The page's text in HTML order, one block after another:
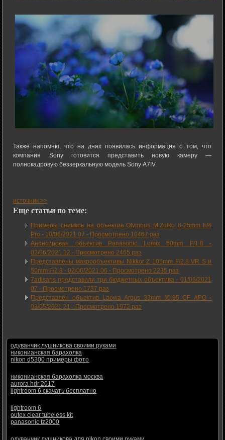
Также напомню, что на днях появилась информация о том, что
компания Sony готовится представить новую камеру —
полнокадровую беззеркальную модель Sony A7IV.
источник >>
Еще статьи по теме:
Примеры снимков на объектив Olympus M.Zuiko 8-25mm F/4
Pro - 10/06/2021 07 - Просмотрено 10467 раз
Анонсирован объектив Panasonic Lumix 50mm F/1.8 -
02/06/2021 12 - Просмотрено 2465 раз
Представлены макрообъективы Nikkor Z 105mm F/2.8 VR S и
50mm F/2.8 -02/06/2021 06 - Просмотрено 2235 раз
7artisans представили три бюджетных объектива -01/06/2021
07 - Просмотрено 1737 раз
Представлен объектив Laowa Argus 33mm f/0.95 CF APO -
03/05/2021 21 - Просмотрено 1972 раз
одуванчик лушникова своими руками
никонианская барахолка
nikon d5300 примеры фото
никонианская барахолка москва
aurora hdr 2017
lightroom 6 скачать бесплатно
lightroom 6
outex clear tubeless kit
panasonic fz2000